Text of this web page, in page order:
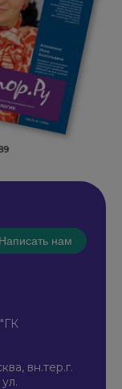
Написать нам
вн.тер.г.